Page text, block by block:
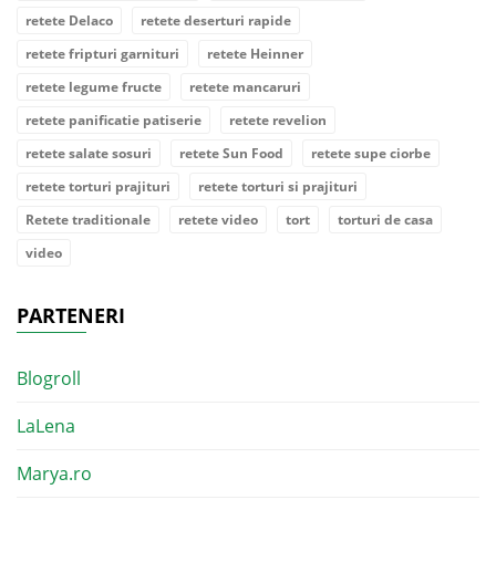
retete Delaco
retete deserturi rapide
retete fripturi garnituri
retete Heinner
retete legume fructe
retete mancaruri
retete panificatie patiserie
retete revelion
retete salate sosuri
retete Sun Food
retete supe ciorbe
retete torturi prajituri
retete torturi si prajituri
Retete traditionale
retete video tort
torturi de casa
video
PARTENERI
Blogroll
LaLena
Marya.ro